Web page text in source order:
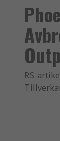
RS-